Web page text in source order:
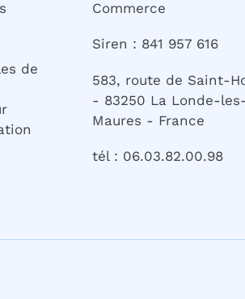
de
Commerce
Siren : 841 957 616
583, route de Saint-
- 83250 La Londe-
Maures - France
tél : 06.03.82.00.98